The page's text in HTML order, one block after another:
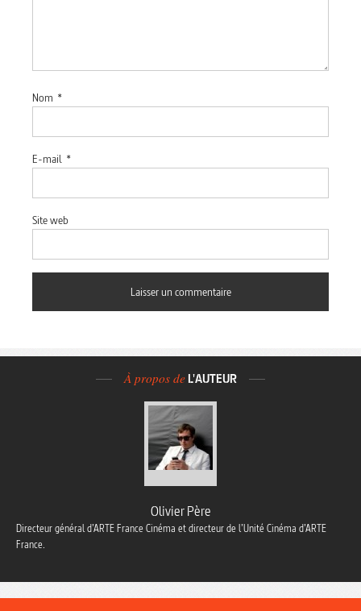
Nom *
E-mail *
Site web
À propos de L'AUTEUR
Olivier Père
Directeur général d’ARTE France Cinéma et directeur de l’Unité Cinéma d’ARTE
France.